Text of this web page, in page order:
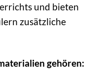
und bieten
zusätzliche
gehören: